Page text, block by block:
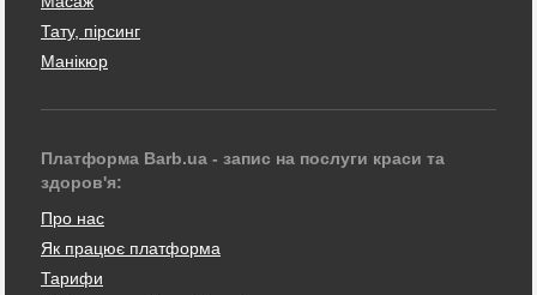
Тату, пірсинг
Манікюр
Платформа Barb.ua - запис на послуги краси та
здоров'я:
Про нас
Як працює платформа
Тарифи